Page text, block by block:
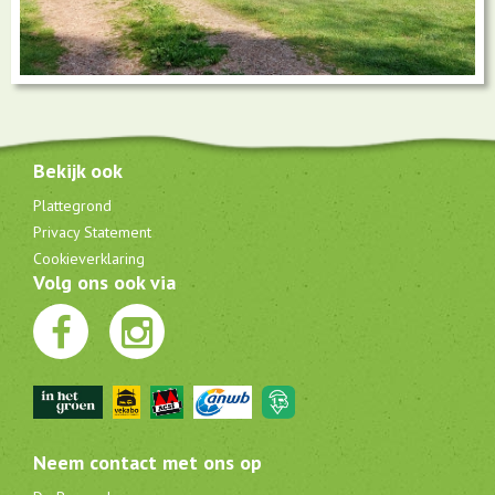
Bekijk ook
Plattegrond
Privacy Statement
Cookieverklaring
Volg ons ook via
Neem contact met ons op